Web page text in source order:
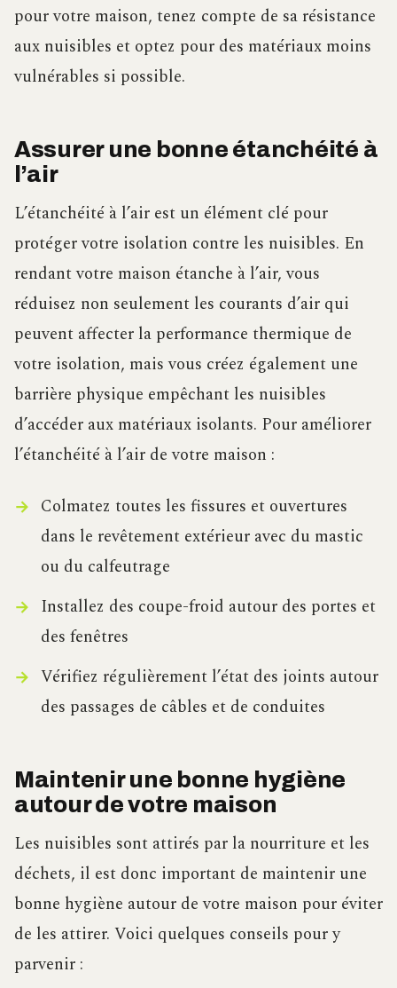
pour votre maison, tenez compte de sa résistance
aux nuisibles et optez pour des matériaux moins
vulnérables si possible.
Assurer une bonne étanchéité à
l’air
L’étanchéité à l’air est un élément clé pour
protéger votre isolation contre les nuisibles. En
rendant votre maison étanche à l’air, vous
réduisez non seulement les courants d’air qui
peuvent affecter la performance thermique de
votre isolation, mais vous créez également une
barrière physique empêchant les nuisibles
d’accéder aux matériaux isolants. Pour améliorer
l’étanchéité à l’air de votre maison :
Colmatez toutes les fissures et ouvertures
dans le revêtement extérieur avec du mastic
ou du calfeutrage
Installez des coupe-froid autour des portes et
des fenêtres
Vérifiez régulièrement l’état des joints autour
des passages de câbles et de conduites
Maintenir une bonne hygiène
autour de votre maison
Les nuisibles sont attirés par la nourriture et les
déchets, il est donc important de maintenir une
bonne hygiène autour de votre maison pour éviter
de les attirer. Voici quelques conseils pour y
parvenir :